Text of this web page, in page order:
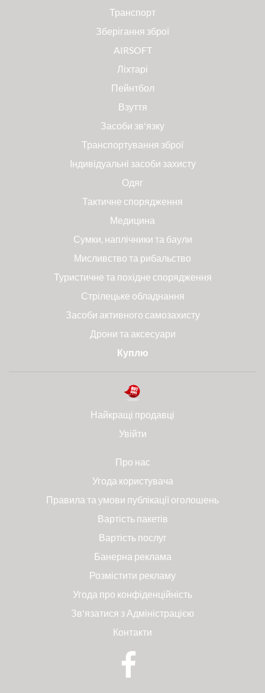
Транспорт
Зберігання зброї
AIRSOFT
Ліхтарі
Пейнтбол
Взуття
Засоби зв'язку
Транспортування зброї
Індивідуальні засоби захисту
Одяг
Тактичне спорядження
Медицина
Сумки, наплічники та баули
Мисливство та рибальство
Туристичне та похідне спорядження
Стрілецьке обладнання
Засоби активного самозахисту
Дрони та аксесуари
Куплю
Найкращі продавці
Увійти
Про нас
Угода користувача
Правила та умови публікації оголошень
Вартість пакетів
Вартість послуг
Банерна реклама
Розмістити рекламу
Угода про конфіденційність
Зв'язатися з Адміністрацією
Контакти